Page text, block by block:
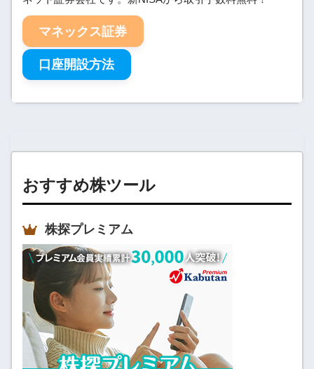
マネックス証券
口座開設方法
おすすめ株ツール
株探プレミアム